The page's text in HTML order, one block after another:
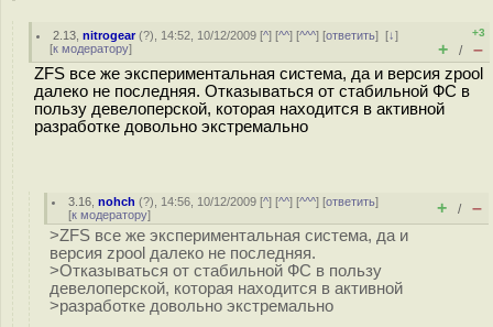
2.13 ,nitrogear(?), 14:52, 10/12/2009 [^] [^^] [^^^] [ответить][↓]
[к модератору]
+3
+ / –
ZFS все же экспериментальная система, да и версия zpool
далеко не последняя. Отказываться от стабильной ФС в
пользу девелоперской, которая находится в активной
разработке довольно экстремально
3.16 ,nohch (?), 14:56, 10/12/2009 [^] [^^] [^^^] [ответить]
[к модератору] + / –
>ZFS все же экспериментальная система, да и
версия zpool далеко не последняя.
>Отказываться от стабильной ФС в пользу
девелоперской, которая находится в активной
>разработке довольно экстремально